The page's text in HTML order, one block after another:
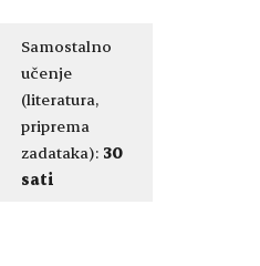
Samostalno
učenje
(literatura,
priprema
zadataka): 30
sati